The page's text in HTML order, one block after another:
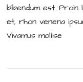
bibendum est. Proin
et, rhon venena
Vivamus mollise